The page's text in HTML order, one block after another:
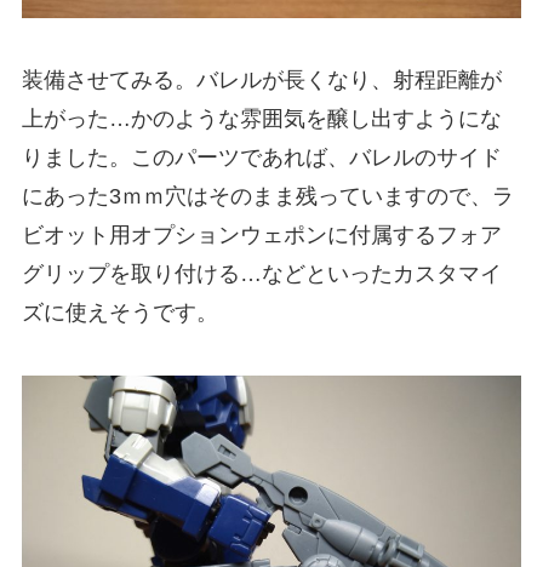
装備させてみる。バレルが長くなり、射程距離が
上がった…かのような雰囲気を醸し出すようにな
りました。このパーツであれば、バレルのサイド
にあった3ｍｍ穴はそのまま残っていますので、ラ
ビオット用オプションウェポンに付属するフォア
グリップを取り付ける…などといったカスタマイ
ズに使えそうです。